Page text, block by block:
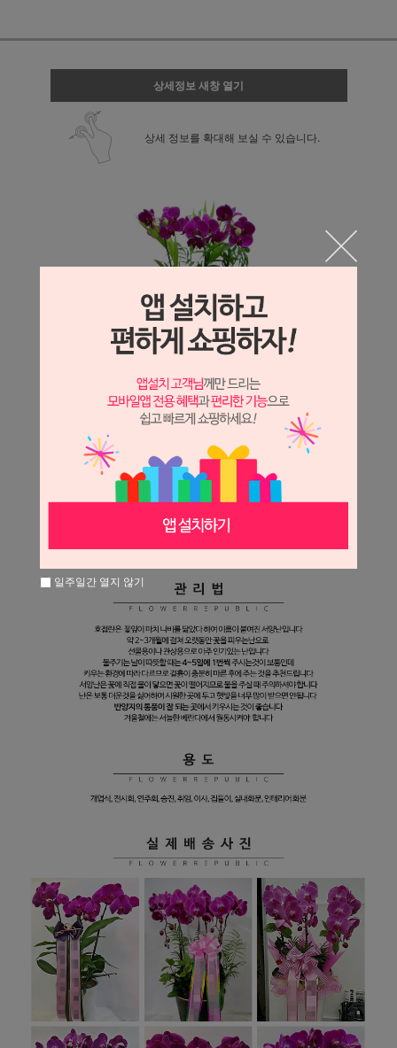
상세정보 새창 열기
상세 정보를 확대해 보실 수 있습니다.
일주일간 열지 않기